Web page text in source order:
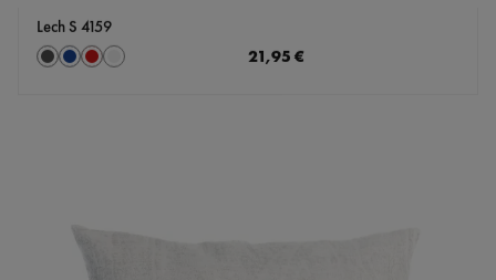
Lech S 4159
Farbeauswählen
Anthrazit
Marine
rot silber
Regulärer Preis:
21,95 €